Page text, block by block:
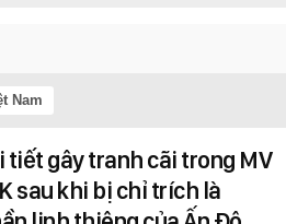
Nam
tiết gây tranh cãi trong MV
sau khi bị chỉ trích là